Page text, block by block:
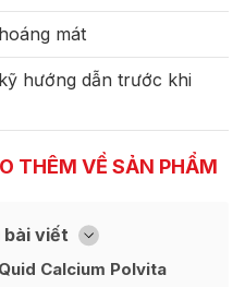
mát
hướng dẫn trước khi
THÊM VỀ SẢN PHẨM
bài viết [
Ẩn
Calcium Polvita